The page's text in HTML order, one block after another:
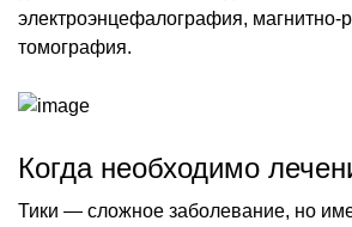
электроэнцефалография, магнитно-
томография.
Когда необходимо
Тики — сложное заболевание, но